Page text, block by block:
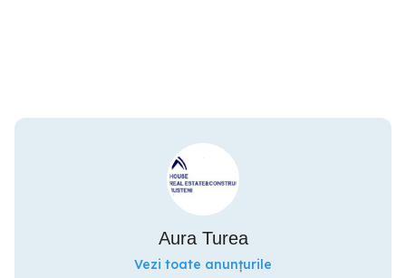
Aura Turea
Vezi toate anunțurile